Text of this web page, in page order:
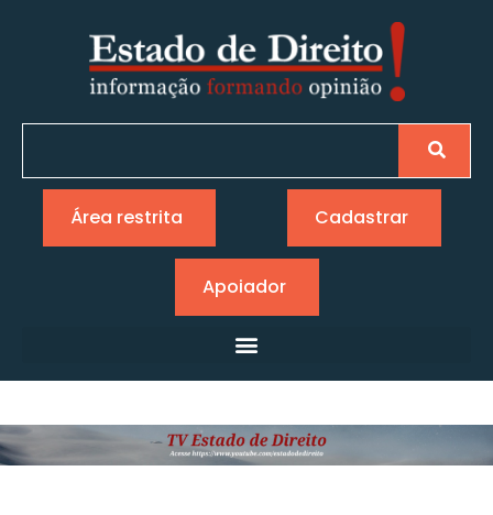
Área restrita Cadastrar
Apoiador